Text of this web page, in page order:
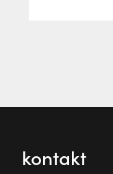
kontakt